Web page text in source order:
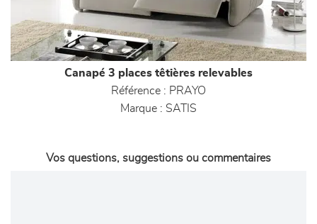
Canapé 3 places têtières relevables
Référence : PRAYO
Marque : SATIS
Vos questions, suggestions ou commentaires